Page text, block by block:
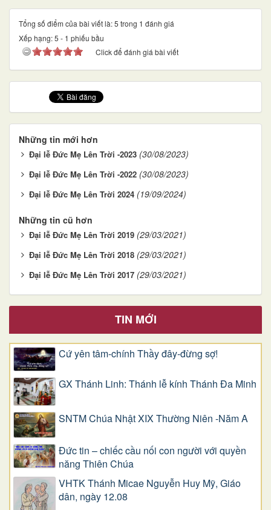
Tổng số điểm của bài viết là: 5 trong 1 đánh giá
Xếp hạng:5 - 1 phiếu bầu
Click để đánh giá bài viết
Những tin mới hơn
Đại lễ Đức Mẹ Lên Trời -2023 (30/08/2023)
Đại lễ Đức Mẹ Lên Trời -2022 (30/08/2023)
Đại lễ Đức Mẹ Lên Trời 2024 (19/09/2024)
Những tin cũ hơn
Đại lễ Đức Mẹ Lên Trời 2019 (29/03/2021)
Đại lễ Đức Mẹ Lên Trời 2018 (29/03/2021)
Đại lễ Đức Mẹ Lên Trời 2017 (29/03/2021)
TIN MỚI
Cứ yên tâm-chính Thầy đây-đừng sợ!
GX Thánh Linh: Thánh lễ kính Thánh Đa Minh
SNTM Chúa Nhật XIX Thường Niên -Năm A
Đức tin – chiếc cầu nối con người với quyền
năng Thiên Chúa
VHTK Thánh Micae Nguyễn Huy Mỹ, Giáo
dân, ngày 12.08